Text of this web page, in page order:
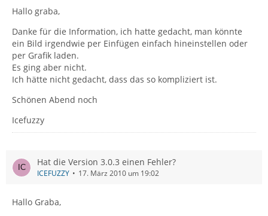
Hallo graba,
Danke für die Information, ich hatte gedacht, man könnte
ein Bild irgendwie per Einfügen einfach hineinstellen oder
per Grafik laden.
Es ging aber nicht.
Ich hätte nicht gedacht, dass das so kompliziert ist.
Schönen Abend noch
Icefuzzy
Hat die Version 3.0.3 einen Fehler?
ICEFUZZY 17. März 2010 um 19:02
Hallo Graba,